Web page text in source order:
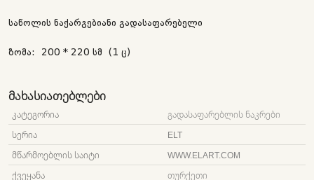
საწოლის ნაქარგებიანი გადასაფარებელი
ზომა: 200 * 220 სმ (1 ც)
ᲛᲐᲮᲐᲡᲘᲐᲗᲔᲑᲚᲔᲑᲘ
ᲙᲐᲢᲔᲒᲝᲠᲘᲐ
ᲒᲐᲓᲐᲡᲐᲤᲐᲠᲔᲑᲚᲘᲡ ᲜᲐᲙᲠᲔᲑᲘ
ᲡᲔᲠᲘᲐ
ELT
ᲛᲬᲐᲠᲛᲝᲔᲑᲚᲘᲡ ᲡᲐᲘᲢᲘ
WWW.ELART.COM
ᲥᲕᲔᲧᲐᲜᲐ
ᲗᲣᲠᲥᲔᲗᲘ